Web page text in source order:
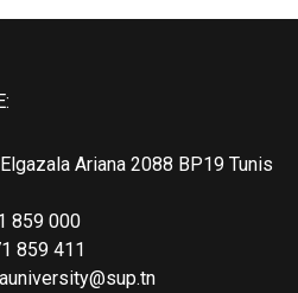
Ariana 2088 BP19 Tunis
859 000
859 411